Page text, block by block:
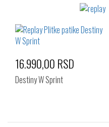
Izaberi željeni broj:
16.990,00 RSD
Destiny W Sprint